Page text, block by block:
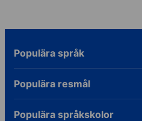
Populära språk
Populära resmål
Populära språkskolor